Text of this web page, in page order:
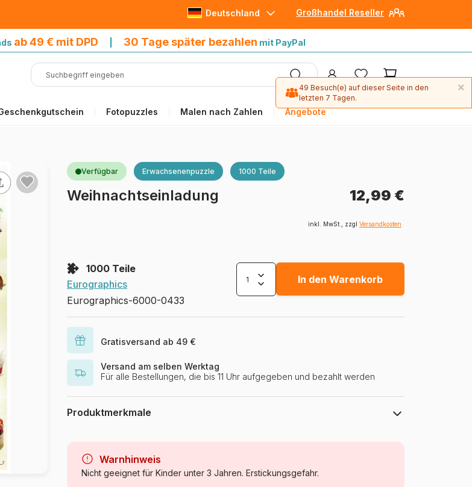
Großhandel Reseller
Deutschland
ab 49 € mit DPD 30 Tage später bezahlen mit PayPal
Fotopuzzles Malen nach Zahlen Angebote
Verfügbar Erwachsenenpuzzle 1000 Teile
Weihnachtseinladung 12,99 €
inkl. MwSt., zzgl Versandkosten
1000 Teile
Eurographics
Eurographics-6000-0433
In den Warenkorb
Gratisversand ab 49 €
Versand am selben Werktag
Für alle Bestellungen, die bis 11 Uhr aufgegeben und bezahlt werden
Produktmerkmale
Kategorie
Alter
Puzzle für Erwachsene (500 bis 48000
Warnhinweis
Nicht geeignet für Kinder unter 3 Jahren. Erstickungsgefahr.
×
49 Besuch(e) auf dieser Seite in den
letzten 7 Tagen.